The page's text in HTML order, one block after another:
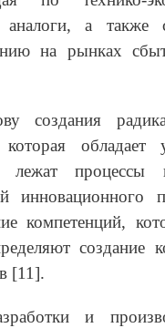
аналоги, а также
на рынках
создания
обладает
лежат процессы
инновационного
компетенций,
создание
[11].
и